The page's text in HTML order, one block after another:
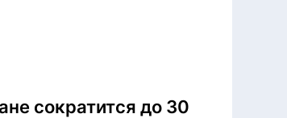
сократится до 30